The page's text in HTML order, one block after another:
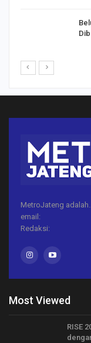
MetroJateng adalah..
email:
Redaksi:
Most Viewed
RISE